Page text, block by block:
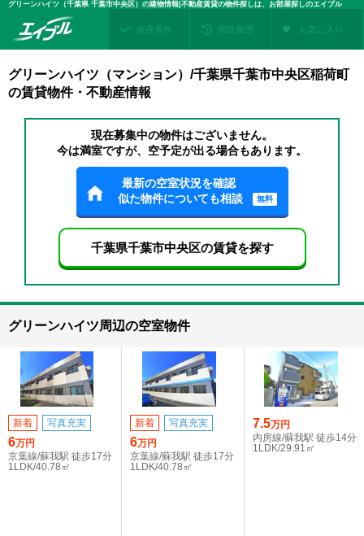
グリーンハイツ（千葉県 千葉市中央区）の建物情報|不動産賃貸の物件探しは、お部屋探しのエイブル
保存条件 閲覧履歴 お気に入り
グリーンハイツ（マンション）/千葉県千葉市中央区稲荷町
の賃貸物件・不動産情報
現在募集中の物件はございません。
今は満室ですが、空予定が出る場合もあります。
最新の空室状況を確認
似た物件についても相談
無料
千葉県千葉市中央区の賃貸を探す
グリーンハイツ周辺の空室物件
新着 写真充実
6万円
京葉線/蘇我駅 徒歩17分
1LDK/40.78㎡
新着 写真充実
6万円
京葉線/蘇我駅 徒歩17分
1LDK/40.78㎡
7.5万円
内房線/蘇我駅 徒歩14分
1LDK/29.91㎡